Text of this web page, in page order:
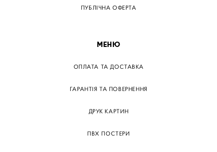
ПУБЛІЧНА ОФЕРТА
МЕНЮ
ОПЛАТА ТА ДОСТАВКА
ГАРАНТІЯ ТА ПОВЕРНЕННЯ
ДРУК КАРТИН
ПВХ ПОСТЕРИ